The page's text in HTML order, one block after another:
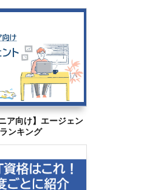
ア向け】エージェン
ンキング